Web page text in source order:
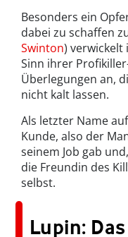
Besonders ein
dabei zu schaffen
Swinton) verwickelt
Sinn ihrer
Überlegungen an,
nicht kalt lassen.
Als letzter Name
Kunde, also der
seinem Job gab
die Freundin des
selbst.
Lupin: